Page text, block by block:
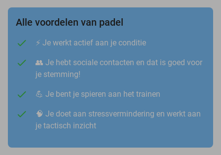
Alle voordelen van padel
⚡️ Je werkt actief aan je conditie
👥 Je hebt sociale contacten en dat is goed voor
je stemming!
💪 Je bent je spieren aan het trainen
🧠 Je doet aan stressvermindering en werkt aan
je tactisch inzicht